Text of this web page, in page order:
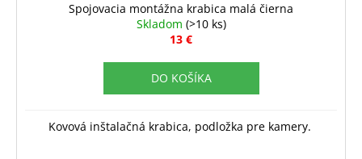
Spojovacia montážna krabica malá čierna
Skladom (>10 ks)
13 €
DO KOŠÍKA
Kovová inštalačná krabica, podložka pre kamery.